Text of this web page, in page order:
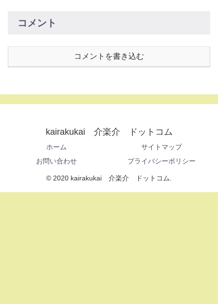
コメント
コメントを書き込む
kairakukai 介楽介 ドットコム
ホーム
サイトマップ
お問い合わせ
プライバシーポリシー
© 2020 kairakukai 介楽介 ドットコム.